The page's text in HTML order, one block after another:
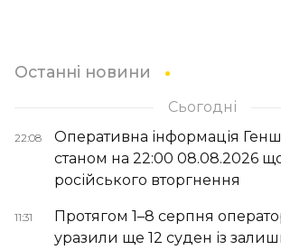
Останні новини
Сьогодні
22:08
Оперативна інформація
станом на 22:00 08.08.2026
російського вторгнення
11:31
Протягом 1–8 серпня
уразили ще 12 суден із